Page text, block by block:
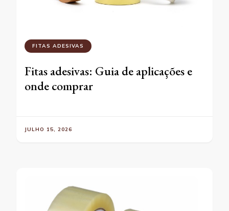
FITAS ADESIVAS
Fitas adesivas: Guia de aplicações e
onde comprar
JULHO 15, 2026